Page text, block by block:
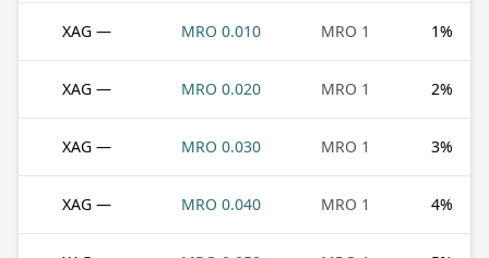
1%
1 MRO
0.010 MRO
— XAG
2%
1 MRO
0.020 MRO
— XAG
3%
1 MRO
0.030 MRO
— XAG
4%
1 MRO
0.040 MRO
— XAG